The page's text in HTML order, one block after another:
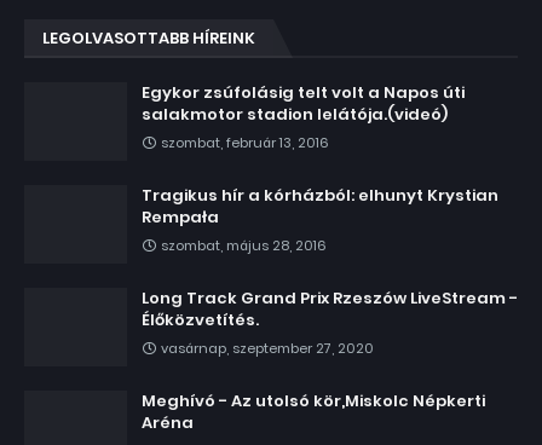
LEGOLVASOTTABB HÍREINK
Egykor zsúfolásig telt volt a Napos úti
salakmotor stadion lelátója.(videó)
szombat, február 13, 2016
Tragikus hír a kórházból: elhunyt Krystian
Rempała
szombat, május 28, 2016
Long Track Grand Prix Rzeszów LiveStream -
Élőközvetítés.
vasárnap, szeptember 27, 2020
Meghívó - Az utolsó kör,Miskolc Népkerti
Aréna